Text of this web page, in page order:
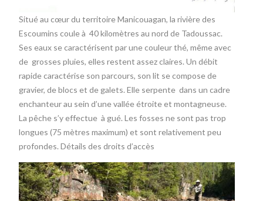
Situé au cœur du territoire Manicouagan, la rivière des
Escoumins coule à 40 kilomètres au nord de Tadoussac.
Ses eaux se caractérisent par une couleur thé, même avec
de grosses pluies, elles restent assez claires. Un débit
rapide caractérise son parcours, son lit se compose de
gravier, de blocs et de galets. Elle serpente dans un cadre
enchanteur au sein d’une vallée étroite et montagneuse.
La pêche s’y effectue à gué. Les fosses ne sont pas trop
longues (75 mètres maximum) et sont relativement peu
profondes. Détails des droits d’accès